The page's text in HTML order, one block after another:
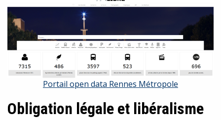
Portail open data Rennes Métropole
Obligation légale et libéralisme